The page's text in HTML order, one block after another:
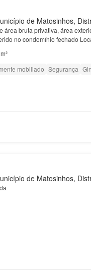
de Matosinhos,
área bruta privativa, área
no condomínio fechado
mobiliado Segurança
de Matosinhos,